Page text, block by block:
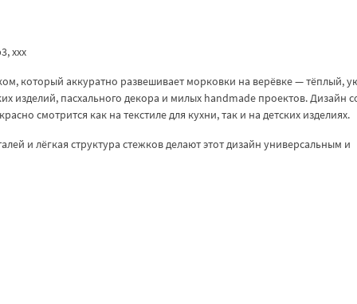
ххх
который аккуратно развешивает морковки на верёвке — тёплый,
изделий, пасхального декора и милых handmade проектов. Дизайн
смотрится как на текстиле для кухни, так и на детских изделиях.
и лёгкая структура стежков делают этот дизайн универсальным и